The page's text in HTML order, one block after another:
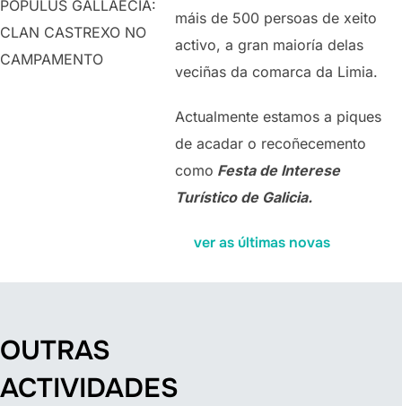
POPULUS GALLAECIA:
CLAN CASTREXO NO
CAMPAMENTO
máis de 500 persoas de xeito
activo, a gran maioría delas
veciñas da comarca da Limia.
Actualmente estamos a piques
de acadar o recoñecemento
como Festa de Interese
Turístico de Galicia.
ver as últimas novas
OUTRAS
ACTIVIDADES